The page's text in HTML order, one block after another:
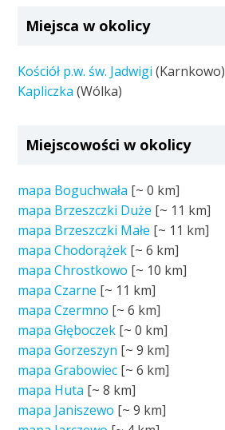
Miejsca w okolicy
Kościół p.w. św. Jadwigi (Karnkowo)
Kapliczka (Wólka)
Miejscowości w okolicy
mapa Boguchwała [~0 km]
mapa Brzeszczki Duże [~ 11 km]
mapa Brzeszczki Małe [~ 11 km]
mapa Chodorążek [~6 km]
mapa Chrostkowo [~ 10 km]
mapa Czarne [~ 11 km]
mapa Czermno [~6 km]
mapa Głęboczek [~0 km]
mapa Gorzeszyn [~9 km]
mapa Grabowiec [~6 km]
mapa Huta [~8 km]
mapa Janiszewo [~9 km]